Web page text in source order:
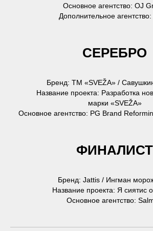
Основное агентство: OJ
Дополнительное
СЕРЕБРО
Бренд: ТМ «SVEŽA» /
Название проекта: Разработка
марки «SVEŽA»
Основное агентство: PG Brand
ФИНАЛИСТ
Бренд: Jattis / Ингман
Название проекта: Я сиятис
Основное агентство: